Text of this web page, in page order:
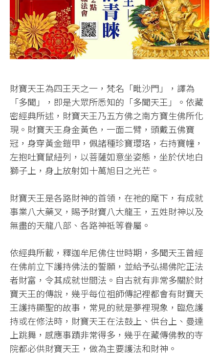
財寶天王為四王天之一，梵名「毗沙門」，譯為
「多聞」，即是大眾所悉知的「多聞天王」。依藏
密經典所述，財寶天王乃五方佛之南方寶生佛所化
現。財寶天王身金黃色，一面二臂，頭戴五佛寶
冠，身穿黃金鎧甲，佩諸種珍寶瓔珞，右持寶幢，
左抱吐寶鼠紐列，以菩薩如意坐姿態，坐於伏地白
獅子上，身上放射如十萬旭日之光芒。​
財寶天王是各路財神的首領，在祂的麾下，有成就
事業八大藥叉，賜予財寶八大龍王，五姓財神以及
無盡的天龍八部、各路神祗等眷屬。​
依經典所載，釋迦牟尼佛住世時期，多聞天王曾經
在佛前立下護持佛法的誓願，並給予弘揚佛陀正法
者財富，令其成就世間法。自古就有非常多關於財
寶天王的傳說，幾乎每位祖師傳記裡都會有財寶天
王護持顯聖的故事，常見的就是夢裡現象，臨危護
持或在修法時，財寶天王在法鼓上、供台上、曼達
上跳舞，感應事蹟非常得多，幾乎在藏傳佛教的寺
院都必供財寶天王，做為主要護法和財神。​